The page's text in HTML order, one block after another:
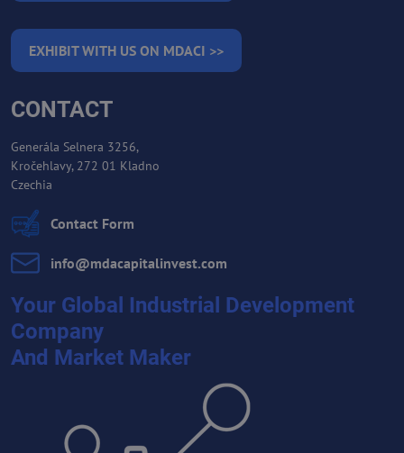
EXHIBIT WITH US ON MDACI >>
CONTACT
Generála Selnera 3256,
Kročehlavy, 272 01 Kladno
Czechia
Contact Form
info​@mdacapitalinvest​.com
Your Global Industrial Development
Company
And Market Maker